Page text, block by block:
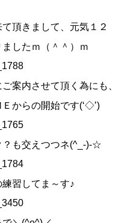
頂きまして、元気１２
したｍ（＾＾）ｍ
案内させて頂く為にも、
からの開始です(‘◇’)ゞ
も交えつつネ(^_-)-☆
習してま～す♪